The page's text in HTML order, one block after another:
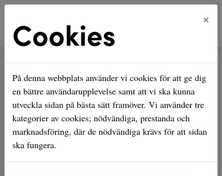
Hem Leva och bo Nycklar och nyckelbrickor
Nycklar och nyckelbrickor
Det allra bästa är såklart att hålla reda på
sina nycklar och nyckelbrickor. Men tappar du
bort dem finns hjälp att få!
Cookies ×
På denna webbplats använder vi cookies för att ge dig
en bättre användarupplevelse samt att vi ska kunna
utveckla sidan på bästa sätt framöver. Vi använder tre
kategorier av cookies; nödvändiga, prestanda och
marknadsföring, där de nödvändiga krävs för att sidan
ska fungera.